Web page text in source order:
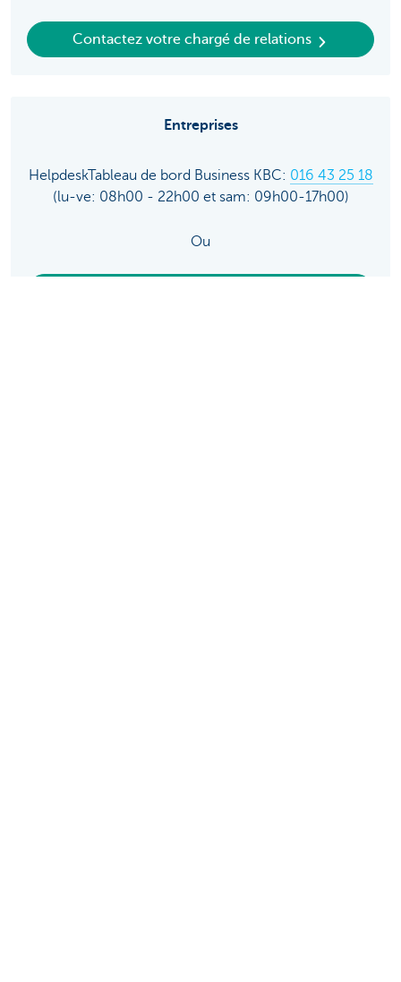
Contactez votre chargé de relations
Entreprises
HelpdeskTableau de bord Business KBC: 016 43 25 18
(lu-ve: 08h00 - 22h00 et sam: 09h00-17h00)
Ou